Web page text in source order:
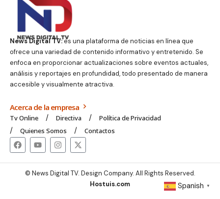
News Digital TV:es una plataforma de noticias en línea que
ofrece una variedad de contenido informativo y entretenido. Se
enfoca en proporcionar actualizaciones sobre eventos actuales,
análisis y reportajes en profundidad, todo presentado de manera
accesible y visualmente atractiva.
Acerca de la empresa
Tv Online Directiva
Política de Privacidad
Quienes Somos
Contactos
© News Digital TV. Design Company. All Rights Reserved.
Hostuis.com
Spanish ▼